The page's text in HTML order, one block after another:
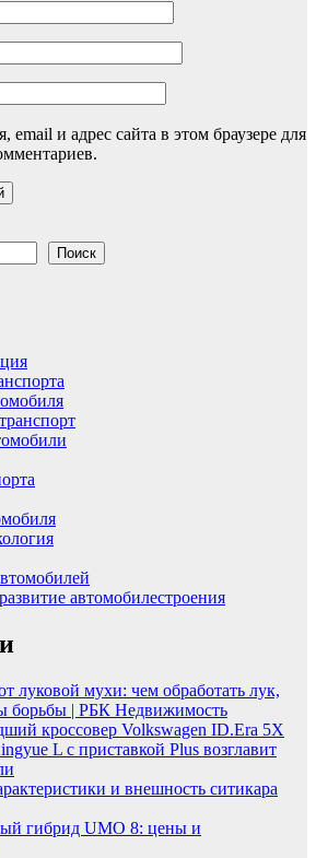
email и адрес сайта в этом браузере для
Поиск
автомобилестроения
луковой мухи: чем обработать лук,
борьбы | РБК Недвижимость
кроссовер Volkswagen ID.Era 5X
L с приставкой Plus возглавит
и внешность ситикара
гибрид UMO 8: цены и